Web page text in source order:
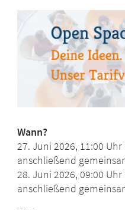
Wann?
27. Juni 2026, 11:00
anschließend
28. Juni 2026, 09:00
anschließend